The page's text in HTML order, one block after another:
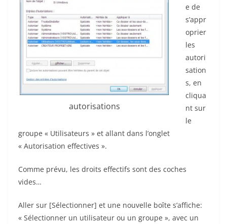
autorisations
e de
s’appr
oprier
les
autori
sation
s, en
cliqua
nt sur
le
groupe « Utilisateurs » et allant dans l’onglet
« Autorisation effectives ».
Comme prévu, les droits effectifs sont des coches
vides…
Aller sur [Sélectionner] et une nouvelle boîte s’affiche:
« Sélectionner un utilisateur ou un groupe », avec un